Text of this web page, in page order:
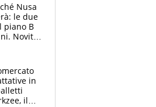
Nusa
le due
piano B
Novità
in
il